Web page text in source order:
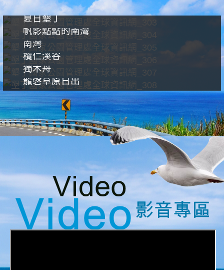
夏日墾丁
帆影點點的南灣
南灣
欖仁溪谷
獨木舟
龍磐草原日出